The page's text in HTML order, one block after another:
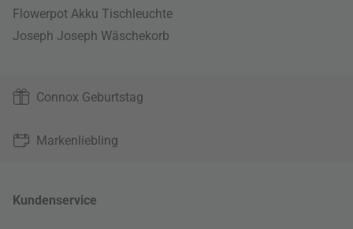
Flowerpot Akku Tischleuchte
Joseph Joseph Wäschekorb
Connox Geburtstag
Markenliebling
Kundenservice